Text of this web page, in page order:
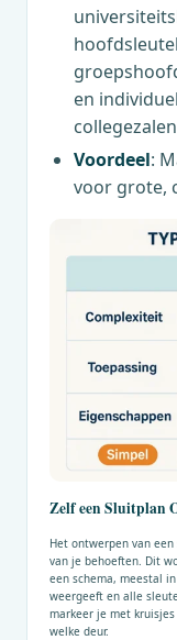
en
Voordeel:
voor grote,
Zelf een Sluitplan
Het ontwerpen van
van je behoeften. Dit
een schema, meestal
weergeeft en alle
markeer je met
welke deur.